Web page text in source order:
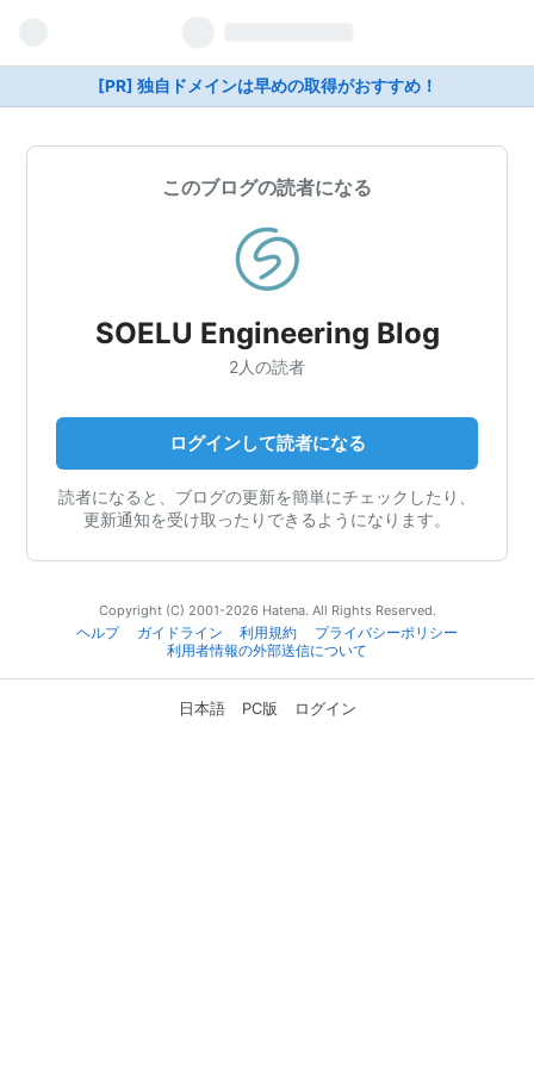
[PR] 独自ドメインは早めの取得がおすすめ！
このブログの読者になる
SOELU Engineering Blog
2人の読者
ログインして読者になる
読者になると、ブログの更新を簡単にチェックしたり、
更新通知を受け取ったりできるようになります。
Copyright (C) 2001-2026 Hatena. All Rights Reserved.
ヘルプ
ガイドライン 利用規約
プライバシーポリシー
利用者情報の外部送信について
日本語 PC版 ログイン